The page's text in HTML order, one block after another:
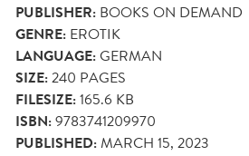
PUBLISHER: BOOKS ON DEMAND
GENRE: EROTIK
LANGUAGE:GERMAN
SIZE:240 PAGES
FILESIZE:165.6 KB
ISBN:9783741209970
PUBLISHED:MARCH 15, 2023